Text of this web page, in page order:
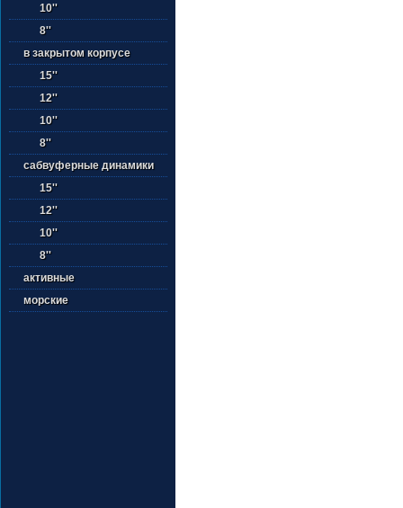
10''
8''
в закрытом корпусе
15''
12''
10''
8''
сабвуферные динамики
15''
12''
10''
8''
активные
морские